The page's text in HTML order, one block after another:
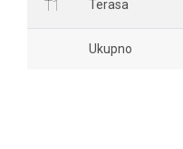
T1 Terasa
Ukupno